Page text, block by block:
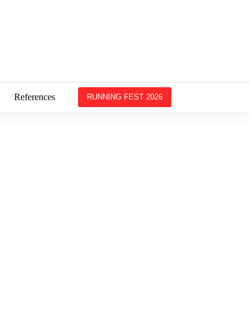
References RUNNING FEST 2026